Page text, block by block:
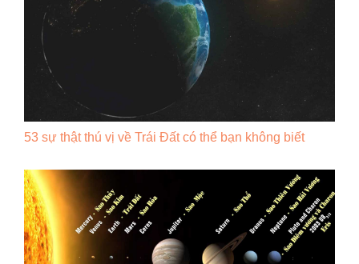
53 sự thật thú vị về Trái Đất có thể bạn không biết